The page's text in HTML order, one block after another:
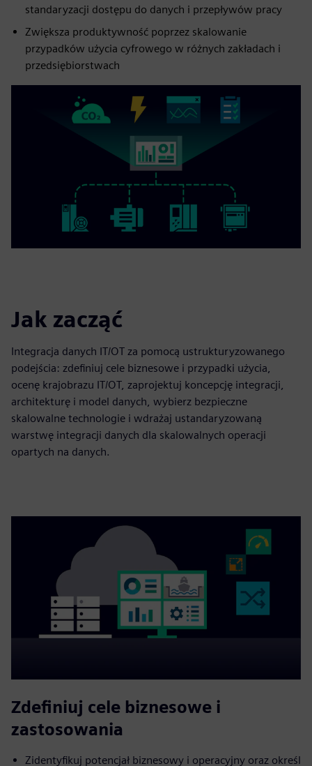
standaryzacji dostępu do danych i przepływów pracy
Zwiększa produktywność poprzez skalowanie
przypadków użycia cyfrowego w różnych zakładach i
przedsiębiorstwach
Jak zacząć
Integracja danych IT/OT za pomocą ustrukturyzowanego
podejścia: zdefiniuj cele biznesowe i przypadki użycia,
ocenę krajobrazu IT/OT, zaprojektuj koncepcję integracji,
architekturę i model danych, wybierz bezpieczne
skalowalne technologie i wdrażaj ustandaryzowaną
warstwę integracji danych dla skalowalnych operacji
opartych na danych.
Zdefiniuj cele biznesowe i
zastosowania
Zidentyfikuj potencjał biznesowy i operacyjny oraz określ